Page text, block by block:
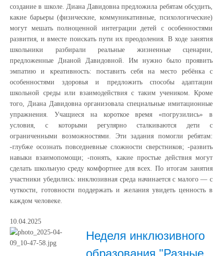
создание в школе. Диана Давидовна предложила ребятам обсудить,
какие барьеры (физические, коммуникативные, психологические)
могут мешать полноценной интеграции детей с особенностями
развития, и вместе поискать пути их преодоления. В ходе занятия
школьники разбирали реальные жизненные сценарии,
предложенные Дианой Давидовной. Им нужно было проявить
эмпатию и креативность: поставить себя на место ребёнка с
особенностями здоровья и предложить способы адаптации
школьной среды или взаимодействия с таким учеником. Кроме
того, Диана Давидовна организовала специальные имитационные
упражнения. Учащиеся на короткое время «погрузились» в
условия, с которыми регулярно сталкиваются дети с
ограниченными возможностями. Эти задания помогли ребятам:
-глубже осознать повседневные сложности сверстников; -развить
навыки взаимопомощи; -понять, какие простые действия могут
сделать школьную среду комфортнее для всех. По итогам занятия
участники убедились: инклюзивная среда начинается с малого — с
чуткости, готовности поддержать и желания увидеть ценность в
каждом человеке.
10.04.2025
Неделя инклюзивного
образования "Разные